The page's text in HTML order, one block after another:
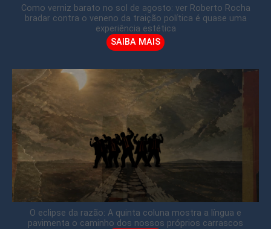
Como verniz barato no sol de agosto: ver Roberto Rocha
bradar contra o veneno da traição política é quase uma
experiência estética
SAIBA MAIS
O eclipse da razão: A quinta coluna mostra a língua e
pavimenta o caminho dos nossos próprios carrascos